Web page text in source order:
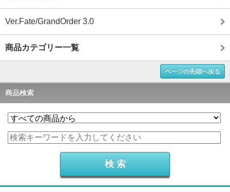
Ver.Fate/GrandOrder 3.0
商品カテゴリー一覧
ページの先頭へ戻る
商品検索